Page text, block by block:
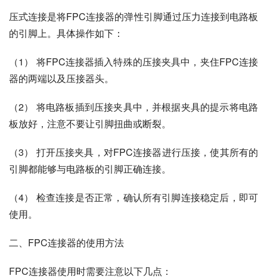
压式连接是将FPC连接器的弹性引脚通过压力连接到电路板
的引脚上。具体操作如下：
（1） 将FPC连接器插入特殊的压接夹具中，夹住FPC连接
器的两端以及压接器头。
（2） 将电路板插到压接夹具中，并根据夹具的提示将电路
板放好，注意不要让引脚扭曲或断裂。
（3） 打开压接夹具，对FPC连接器进行压接，使其所有的
引脚都能够与电路板的引脚正确连接。
（4） 检查连接是否正常，确认所有引脚连接稳定后，即可
使用。
二、FPC连接器的使用方法
FPC连接器使用时需要注意以下几点：